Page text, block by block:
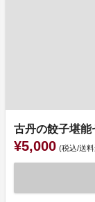
古丹の餃子堪能
¥5,000 (税込/送